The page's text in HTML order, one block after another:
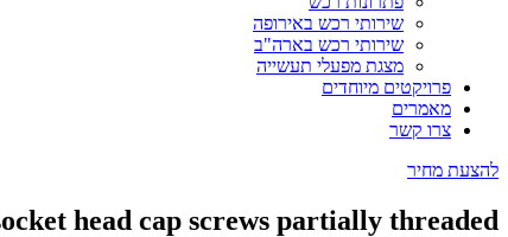
שירותי רכש באירופה
שירותי רכש בארה"ב
מצגת מפעלי תעשייה
פרויקטים מיוחדים
מאמרים
צרו קשר
להצעת מחיר
head cap screws partially threaded